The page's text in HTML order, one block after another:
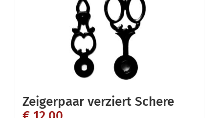
auf
der
Produktseite
gewählt
werden
Zeigerpaar verziert Schere